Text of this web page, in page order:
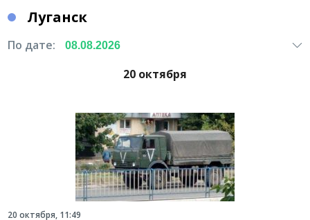
Луганск
По дате:
20 октября
20 октября, 11:49